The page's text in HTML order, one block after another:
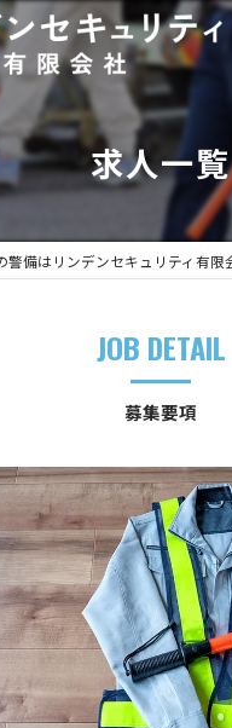
求人一覧
募集要項
JOB DETAIL